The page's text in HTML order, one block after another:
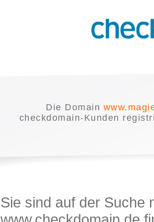
Die Domain
checkdomain-Kunden
Sie sind auf der Suche